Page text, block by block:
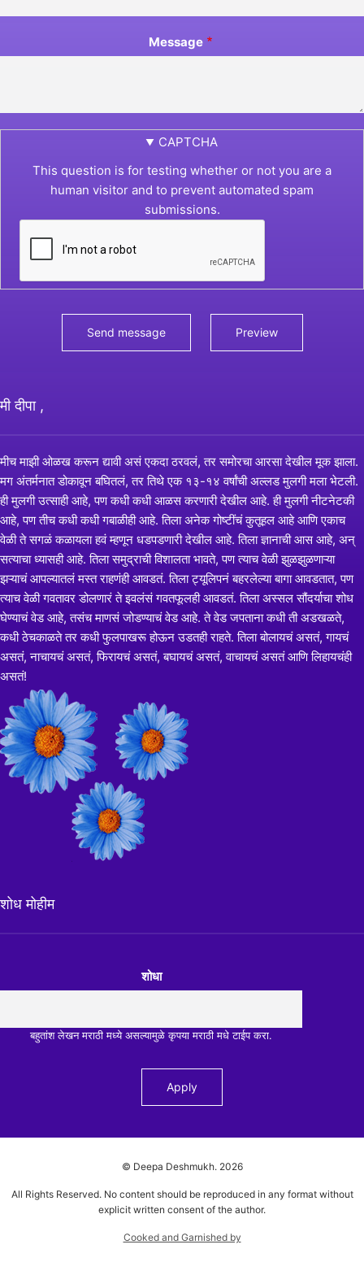
Message
CAPTCHA
This question is for testing whether or not you are a
human visitor and to prevent automated spam
submissions.
मी दीपा ,
मीच माझी ओळख करून द्यावी असं एकदा ठरवलं, तर समोरचा आरसा देखील मूक झाला.
मग अंतर्मनात डोकावून बघितलं, तर तिथे एक १३-१४ वर्षांची अल्लड मुलगी मला भेटली.
ही मुलगी उत्साही आहे, पण कधी कधी आळस करणारी देखील आहे. ही मुलगी नीटनेटकी
आहे, पण तीच कधी कधी गबाळीही आहे. तिला अनेक गोष्टींचं कुतूहल आहे आणि एकाच
वेळी ते सगळं कळायला हवं म्हणून धडपडणारी देखील आहे. तिला ज्ञानाची आस आहे, अन्
सत्याचा ध्यासही आहे. तिला समुद्राची विशालता भावते, पण त्याच वेळी झुळझुळणाऱ्या
झऱ्याचं आपल्यातलं मस्त राहणंही आवडतं. तिला ट्यूलिपनं बहरलेल्या बागा आवडतात, पण
त्याच वेळी गवतावर डोलणारं ते इवलंसं गवतफूलही आवडतं. तिला अस्सल सौंदर्याचा शोध
घेण्याचं वेड आहे, तसंच माणसं जोडण्याचं वेड आहे. ते वेड जपताना कधी ती अडखळते,
कधी ठेचकाळते तर कधी फुलपाखरू होऊन उडतही राहते. तिला बोलायचं असतं, गायचं
असतं, नाचायचं असतं, फिरायचं असतं, बघायचं असतं, वाचायचं असतं आणि लिहायचंही
असतं!
शोध मोहीम
शोधा
बहुतांश लेखन मराठी मध्ये असल्यामुळे कृपया मराठी मधे टाईप करा.
© Deepa Deshmukh. 2026
All Rights Reserved. No content should be reproduced in any format without
explicit written consent of the author.
Cooked and Garnished by